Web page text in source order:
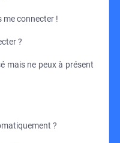
me connecter !
?
mais ne peux à présent
?